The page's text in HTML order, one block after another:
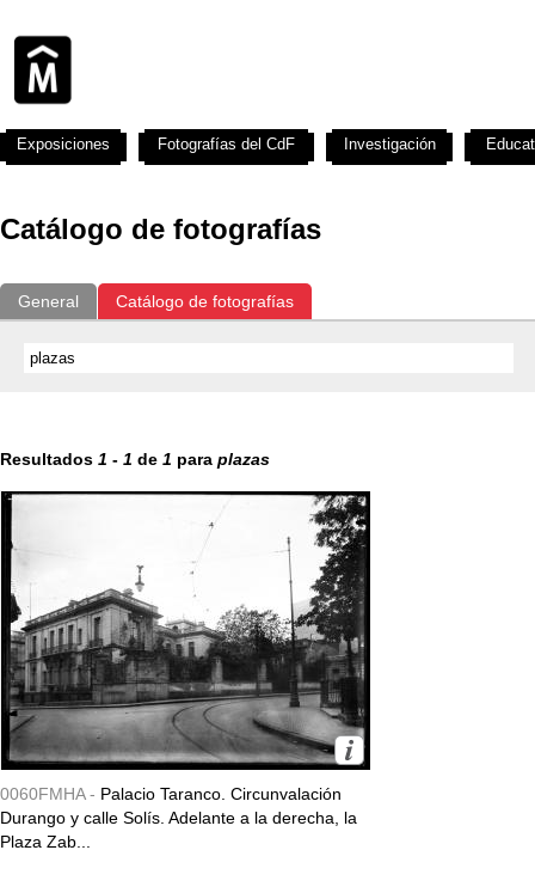
Catálogo de fotografías
General Catálogo de fotografías
Resultados 1 - 1 de 1 para plazas
0060FMHA - Palacio Taranco. Circunvalación
Durango y calle Solís. Adelante a la derecha, la
Plaza Zab...
Exposiciones Fotografías del CdF Investigación